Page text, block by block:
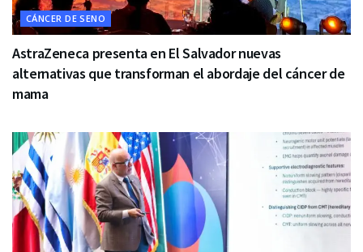
CÁNCER DE SENO
AstraZeneca presenta en El Salvador nuevas
alternativas que transforman el abordaje del cáncer de
mama